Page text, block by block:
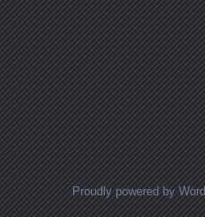
Proudly powered by